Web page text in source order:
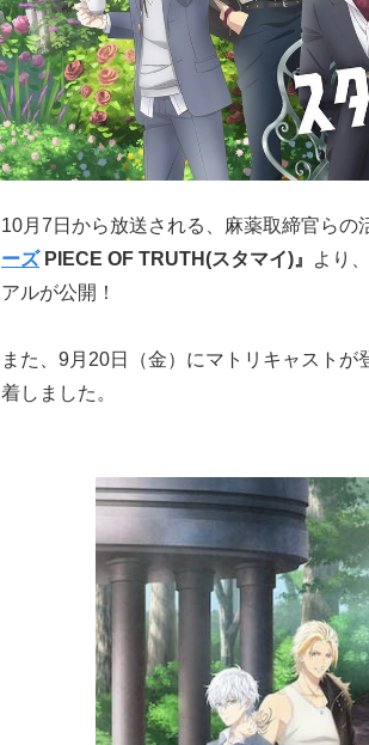
10月7日から放送される、麻薬取締官らの
ーズPIECE OF TRUTH(スタマイ)』 より、
アルが公開！
また、9月20日（金）にマトリキャスト
着しました。